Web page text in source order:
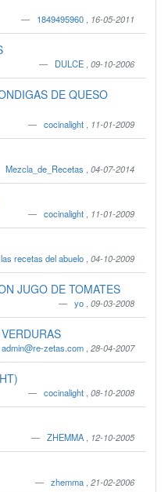
1849495960 16-05-2011
DULCE 09-10-2006
DE QUESO
cocinalight 11-01-2009
Mezcla_de_Recetas 04-07-2014
cocinalight 11-01-2009
las recetas del abuelo 04-10-2009
JUGO DE TOMATES
yo 09-03-2008
admin@re-zetas.com 28-04-2007
cocinalight 08-10-2008
ZHEMMA 12-10-2005
zhemma 21-02-2006